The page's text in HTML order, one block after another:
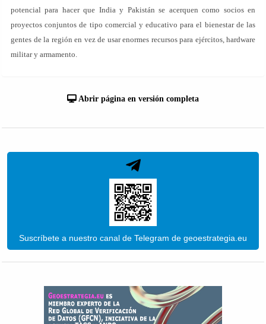
potencial para hacer que India y Pakistán se acerquen como socios en
proyectos conjuntos de tipo comercial y educativo para el bienestar de las
gentes de la región en vez de usar enormes recursos para ejércitos, hardware
militar y armamento.
Abrir página en versión completa
Suscríbete a nuestro canal de Telegram de geoestrategia.eu